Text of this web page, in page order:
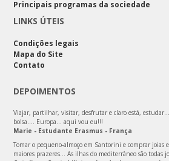
Principais programas da sociedade
LINKS ÚTEIS
Condições legais
Mapa do Site
Contato
DEPOIMENTOS
Viajar, partilhar, visitar, desfrutar e claro está,
bolsa…. Europa… aqui vou eu!!!
Marie - Estudante Erasmus - França
Tomar o pequeno-almoço em Santorini e comprar joias
maiores prazeres… As ilhas do mediterrâneo são todas